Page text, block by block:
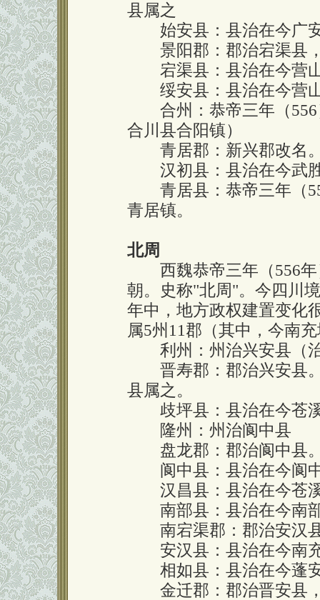
县属之
始安县：县治在今广
景阳郡：郡治宕渠县
宕渠县：县治在今营山
绥安县：县治在今营
合州：恭帝三年（556
合川县合阳镇）
青居郡：新兴郡改名。
汉初县：县治在今武
青居县：恭帝三年（
青居镇。
北周
西魏恭帝三年（556年
朝。史称"北周"。今四川
年中，地方政权建置变化
属5州11郡（其中，今南
利州：州治兴安县（
晋寿郡：郡治兴安县。
县属之。
歧坪县：县治在今苍
隆州：州治阆中县
盘龙郡：郡治阆中县
阆中县：县治在今阆
汉昌县：县治在今苍
南部县：县治在今南
南宕渠郡：郡治安汉
安汉县：县治在今南
相如县：县治在今蓬
金迁郡：郡治晋安县